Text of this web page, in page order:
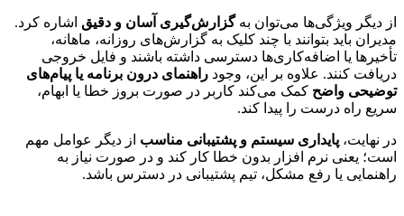
از دیگر ویژگی‌ها می‌توان به گزارش‌گیری آسان و دقیق اشاره کرد.
مدیران باید بتوانند با چند کلیک به گزارش‌های روزانه، ماهانه،
تأخیرها یا اضافه‌کاری‌ها دسترسی داشته باشند و فایل خروجی
دریافت کنند. علاوه بر این، وجود راهنمای درون برنامه یا پیام‌های
توضیحی واضح کمک می‌کند کاربر در صورت بروز خطا یا ابهام،
سریع راه درست را پیدا کند.
در نهایت، پایداری سیستم و پشتیبانی مناسب از دیگر عوامل مهم
است؛ یعنی نرم افزار بدون خطا کار کند و در صورت نیاز به
راهنمایی یا رفع مشکل، تیم پشتیبانی در دسترس باشد.